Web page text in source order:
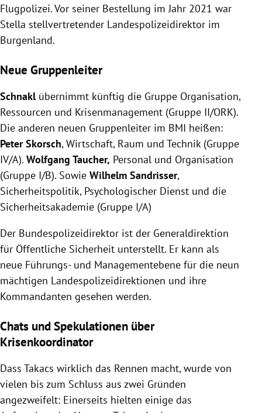
Flugpolizei. Vor seiner Bestellung im Jahr 2021 war
Stella stellvertretender Landespolizeidirektor im
Burgenland.
Neue Gruppenleiter
Schnaklübernimmt künftig die Gruppe Organisation,
Ressourcen und Krisenmanagement (Gruppe II/ORK).
Die anderen neuen Gruppenleiter im BMI heißen:
Peter Skorsch, Wirtschaft, Raum und Technik (Gruppe
IV/A). Wolfgang Taucher, Personal und Organisation
(Gruppe I/B). Sowie Wilhelm Sandrisser,
Sicherheitspolitik, Psychologischer Dienst und die
Sicherheitsakademie (Gruppe I/A)
Der Bundespolizeidirektor ist der Generaldirektion
für Öffentliche Sicherheit unterstellt. Er kann als
neue Führungs- und Managementebene für die neun
mächtigen Landespolizeidirektionen und ihre
Kommandanten gesehen werden.
Chats und Spekulationen über
Krisenkoordinator
Dass Takacs wirklich das Rennen macht, wurde von
vielen bis zum Schluss aus zwei Gründen
angezweifelt: Einerseits hielten einige das